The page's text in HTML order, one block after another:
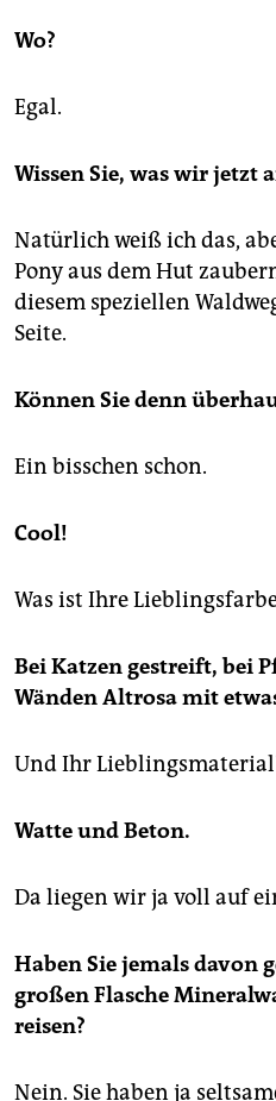
Wo?
Egal.
Wissen Sie, was wir jetzt
Natürlich weiß ich das,
Pony aus dem Hut
diesem speziellen
Seite.
Können Sie denn
Ein bisschen schon.
Cool!
Was ist Ihre
Bei Katzen gestreift, bei
Wänden Altrosa mit
Und Ihr
Watte und Beton.
Da liegen wir ja voll auf
Haben Sie jemals davon
großen Flasche
reisen?
Nein. Sie haben ja